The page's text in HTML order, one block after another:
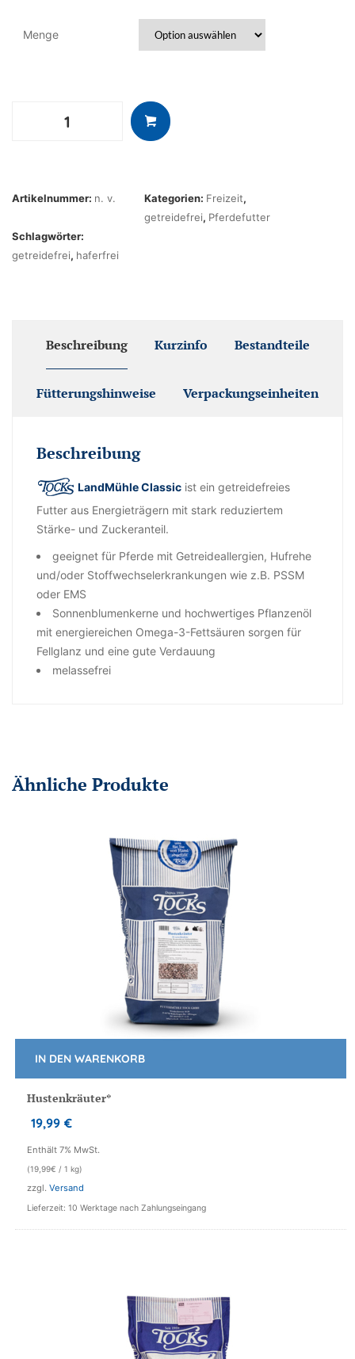
Menge
Artikelnummer: n. v. Kategorien: Freizeit,
getreidefrei, Pferdefutter
Schlagwörter:
getreidefrei, haferfrei
Beschreibung Kurzinfo Bestandteile
Fütterungshinweise Verpackungseinheiten
Beschreibung
LandMühle Classic ist ein getreidefreies
Futter aus Energieträgern mit stark reduziertem
Stärke- und Zuckeranteil.
geeignet für Pferde mit Getreideallergien, Hufrehe
und/oder Stoffwechselerkrankungen wie z.B. PSSM
oder EMS
Sonnenblumenkerne und hochwertiges Pflanzenöl
mit energiereichen Omega-3-Fettsäuren sorgen für
Fellglanz und eine gute Verdauung
melassefrei
Ähnliche Produkte
Hustenkräuter*
19,99 €
Enthält 7% MwSt.
(19,99€ / 1 kg)
zzgl.Versand
Lieferzeit: 10 Werktage nach Zahlungseingang
IN DEN WARENKORB